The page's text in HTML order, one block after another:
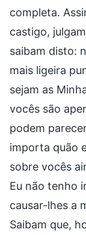
completa.
castigo,
saibam disto:
mais ligeira
sejam as
vocês são
podem
importa quão
sobre vocês
Eu não tenho
causar-lhes a
Saibam que,